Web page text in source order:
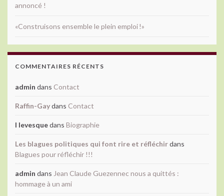
annoncé !
«Construisons ensemble le plein emploi !»
COMMENTAIRES RÉCENTS
admin dans Contact
Raffin-Gaydans Contact
l levesquedans Biographie
Les blagues politiques qui font rire et réfléchirdans
Blagues pour réfléchir !!!
admin dans Jean Claude Guezennec nous a quittés :
hommage à un ami